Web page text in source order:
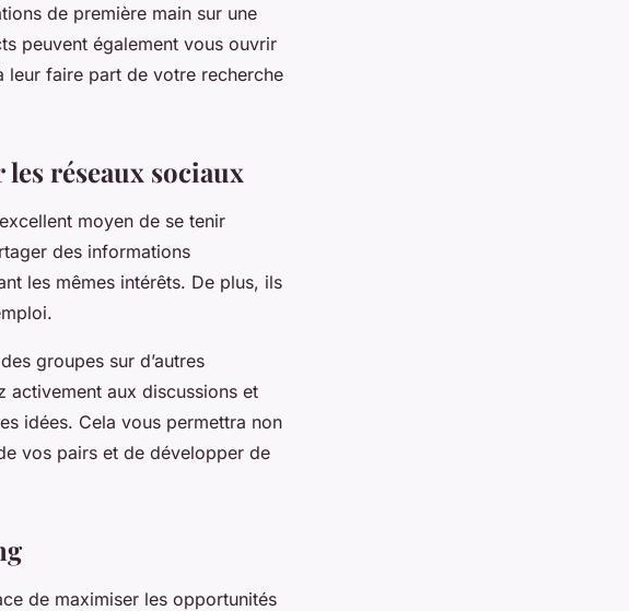
de première main sur une
peuvent également vous ouvrir
leur faire part de votre recherche
réseaux sociaux
moyen de se tenir
des informations
les mêmes intérêts. De plus, ils
groupes sur d’autres
activement aux discussions et
idées. Cela vous permettra non
vos pairs et de développer de
de maximiser les opportunités